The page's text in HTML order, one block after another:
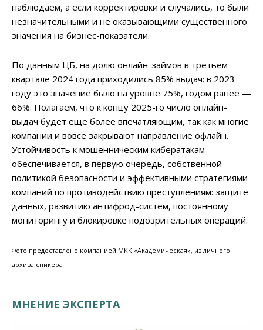
наблюдаем, а если корректировки и случались, то были
незначительными и не оказывающими существенного
значения на бизнес-показатели.
По данным ЦБ, на долю онлайн-займов в третьем
квартале 2024 года приходились 85% выдач: в 2023
году это значение было на уровне 75%, годом ранее —
66%. Полагаем, что к концу 2025-го число онлайн-
выдач будет еще более впечатляющим, так как многие
компании и вовсе закрывают направление офлайн.
Устойчивость к мошенническим кибератакам
обеспечивается, в первую очередь, собственной
политикой безопасности и эффективными стратегиями
компаний по противодействию преступлениям: защите
данных, развитию антифрод-систем, постоянному
мониторингу и блокировке подозрительных операций.
Фото предоставлено компанией МКК «Академическая», из личного
архива спикера
МНЕНИЕ ЭКСПЕРТА